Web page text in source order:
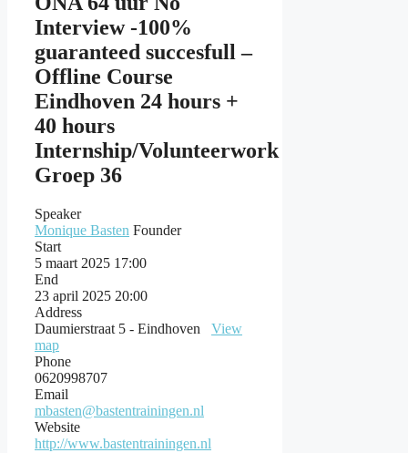
Interview -100%
guaranteed succesfull –
Offline Course
Eindhoven 24 hours +
40 hours
Internship/Volunteerwork
Groep 36
Speaker
Monique Basten Founder
Start
5 maart 2025 17:00
End
23 april 2025 20:00
Address
Daumierstraat 5 - Eindhoven View
map
Phone
0620998707
Email
mbasten@bastentrainingen.nl
Website
http://www.bastentrainingen.nl